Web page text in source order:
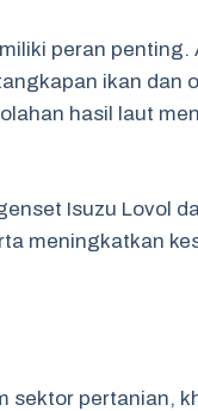
peran penting.
ikan dan
hasil laut
Isuzu Lovol
meningkatkan
sektor pertanian,